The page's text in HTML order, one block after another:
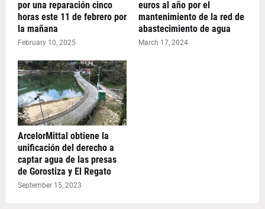
por una reparación cinco
horas este 11 de febrero por
la mañana
February 10, 2025
euros al año por el
mantenimiento de la red de
abastecimiento de agua
March 17, 2024
ArcelorMittal obtiene la
unificación del derecho a
captar agua de las presas
de Gorostiza y El Regato
September 15, 2023